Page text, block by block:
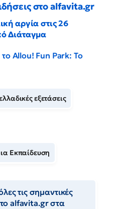
στο alfavita.gr
αργία στις 26
Διάταγμα
το Allou! Fun Park: Το
εξετάσεις
Εκπαίδευση
τις σημαντικές
το alfavita.gr στα